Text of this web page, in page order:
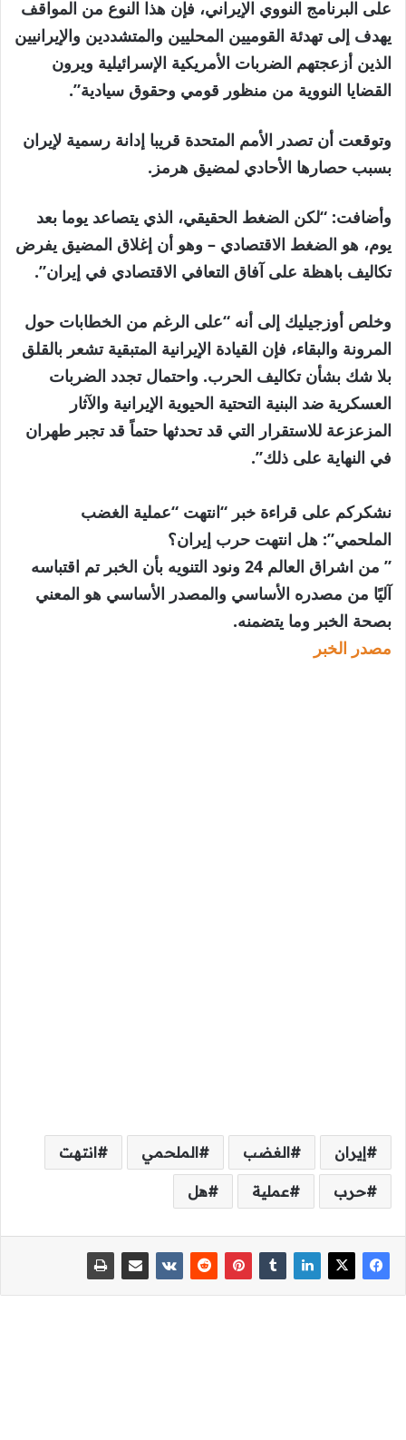
على البرنامج النووي الإيراني، فإن هذا النوع من المواقف
يهدف إلى تهدئة القوميين المحليين والمتشددين والإيرانيين
الذين أزعجتهم الضربات الأمريكية الإسرائيلية ويرون
القضايا النووية من منظور قومي وحقوق سيادية”.
وتوقعت أن تصدر الأمم المتحدة قريبا إدانة رسمية لإيران
بسبب حصارها الأحادي لمضيق هرمز.
وأضافت: “لكن الضغط الحقيقي، الذي يتصاعد يوما بعد
يوم، هو الضغط الاقتصادي – وهو أن إغلاق المضيق يفرض
تكاليف باهظة على آفاق التعافي الاقتصادي في إيران”.
وخلص أوزجيليك إلى أنه “على الرغم من الخطابات حول
المرونة والبقاء، فإن القيادة الإيرانية المتبقية تشعر بالقلق
بلا شك بشأن تكاليف الحرب. واحتمال تجدد الضربات
العسكرية ضد البنية التحتية الحيوية الإيرانية والآثار
المزعزعة للاستقرار التي قد تحدثها حتماً قد تجبر طهران
في النهاية على ذلك”.
نشكركم على قراءة خبر “انتهت “عملية الغضب
الملحمي”: هل انتهت حرب إيران؟
” من اشراق العالم 24 ونود التنويه بأن الخبر تم اقتباسه
آليًا من مصدره الأساسي والمصدر الأساسي هو المعني
بصحة الخبر وما يتضمنه.
مصدر الخبر
إيران الغضب الملحمي انتهت
حرب عملية هل